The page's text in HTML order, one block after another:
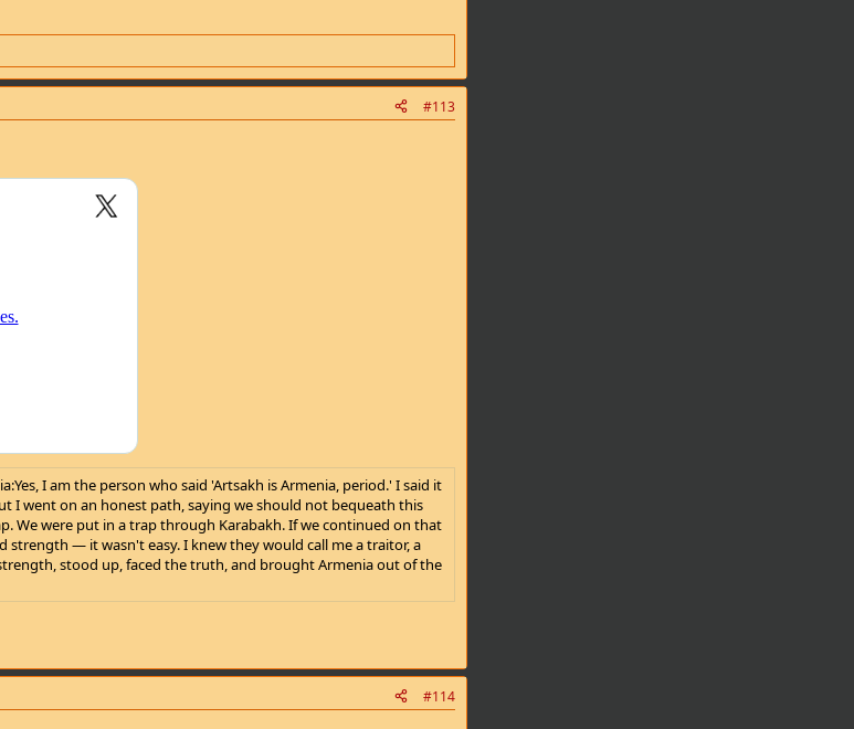
#113
I am the person who said 'Artsakh is Armenia, period.' I said it
I went on an honest path, saying we should not bequeath this
We were put in a trap through Karabakh. If we continued on that
— it wasn't easy. I knew they would call me a traitor, a
stood up, faced the truth, and brought Armenia out of the
#114